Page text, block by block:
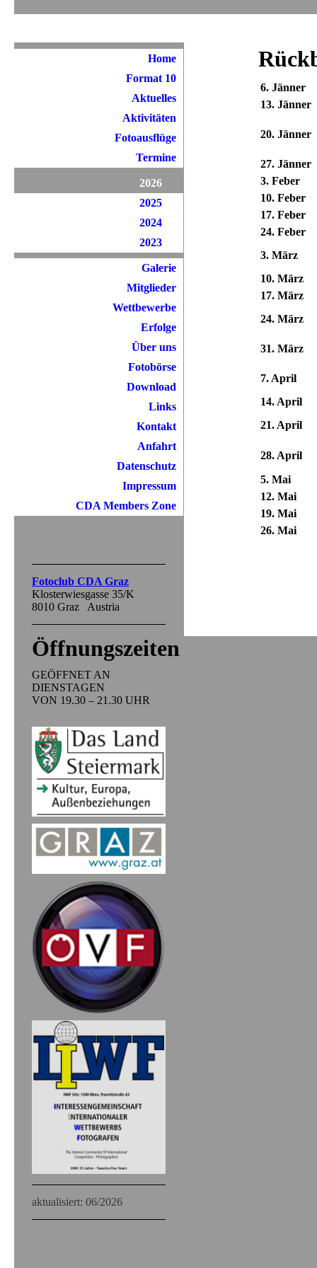
6. Jänner
13. Jänner
20. Jänner
27. Jänner
3. Feber
10. Feber
17. Feber
24. Feber
3. März
10. März
17. März
24. März
31. März
7. April
14. April
21. April
28. April
5. Mai
12. Mai
19. Mai
26. Mai
Home
Format 10
Aktuelles
Aktivitäten
Fotoausflüge
Termine
2026
2025
2024
2023
Galerie
Mitglieder
Wettbewerbe
Erfolge
Über uns
Fotobörse
Download
Links
Kontakt
Anfahrt
Datenschutz
Impressum
CDA Members Zone
Fotoclub CDA Graz
Klosterwiesgasse 35/K
8010 Graz Austria
Öffnungszeiten
GEÖFFNET AN
DIENSTAGEN
VON 19.30 – 21.30 UHR
aktualisiert: 06/2026